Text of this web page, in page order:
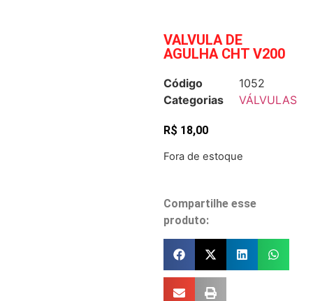
VALVULA DE
AGULHA CHT V200
Código
1052
Categorias
VÁLVULAS
R$ 18,00
Fora de estoque
Compartilhe esse
produto: